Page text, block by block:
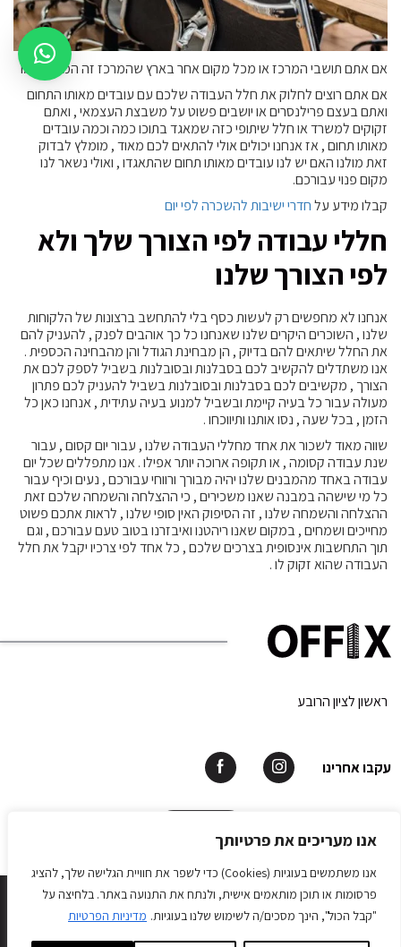
אנו מעריכים את פרטיותך
אנו משתמשים בעוגיות (Cookies) כדי לשפר את חוויית הגלישה שלך, להציג
פרסומות או תוכן מותאמים אישית, ולנתח את התנועה באתר. בלחיצה על
"קבל הכול", הינך מסכים/ה לשימוש שלנו בעוגיות. מדיניות הפרטיות
אם אתם תושבי המרכז או מכל מקום אחר בארץ שהמרכז זה המקום המו
אם אתם רוצים לחלוק את חלל העבודה שלכם עם עובדים מאותו התחום
ואתם בעצם פרילנסרים או יושבים פשוט על משבצת העצמאי , ואתם
זקוקים למשרד או חלל שיתופי כזה שמאגד בתוכו כמה וכמה עובדים
מאותו תחום , אז אנחנו יכולים אולי להתאים לכם מאוד , מומלץ לבדוק
זאת מולנו האם יש לנו עובדים מאותו תחום שהתאגדו , ואולי נשאר לנו
מקום פנוי עבורכם.
קבלו מידע עלחדרי ישיבות להשכרה לפי יום
חללי עבודה לפי הצורך שלך ולא
לפי הצורך שלנו
אנחנו לא מחפשים רק לעשות כסף בלי להתחשב ברצונות של הלקוחות
שלנו , השוכרים היקרים שלנו שאנחנו כל כך אוהבים לפנק , להעניק להם
את החלל שיתאים להם בדיוק , הן מבחינת הגודל והן מהבחינה הכספית .
אנו משתדלים להקשיב לכם בסבלנות ובסובלנות בשביל לספק לכם את
הצורך , מקשיבים לכם בסבלנות ובסובלנות בשביל להעניק לכם פתרון
מעולה עבור כל בעיה קיימת ובשביל למנוע בעיה עתידית , אנחנו כאן כל
הזמן , בכל שעה , נסו אותנו ותיווכחו .
שווה מאוד לשכור את אחד מחללי העבודה שלנו , עבור יום קסום , עבור
שנת עבודה קסומה , או תקופה ארוכה יותר אפילו . אנו מתפללים שכל יום
עבודה באחד מהמבנים שלנו יהיה מבורך ורווחי עבורכם , נעים וכיף עבור
כל מי שישהה במבנה שאנו משכירים , כי ההצלחה והשמחה שלכם זאת
ההצלחה והשמחה שלנו , זה הסיפוק האין סופי שלנו , לראות אתכם פשוט
מחייכים ושמחים , במקום שאנו ריהטנו ואיבזרנו בטוב טעם עבורכם , וגם
תוך התחשבות אינסופית בצרכים שלכם , כל אחד לפי צרכיו יקבל את חלל
העבודה שהוא זקוק לו .
ראשון לציון הרובע
עקבו אחרינו
תאמו פגישה
OFFIX © All rights reserved 2026.
Develope by Matat Web Application